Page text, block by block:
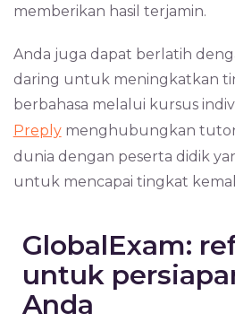
memberikan hasil terjamin.
Anda juga dapat berlatih
daring untuk meningkatkan
berbahasa melalui kursus
Preplymenghubungkan
dunia dengan peserta didik
untuk mencapai tingkat
GlobalExam:
untuk
Anda